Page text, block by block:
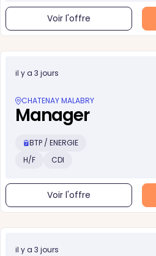
Voir l'offre
il y a 3 jours
CHATENAY MALABRY
Manager
BTP / ENERGIE
H/F
CDI
Voir l'offre
il y a 3 jours